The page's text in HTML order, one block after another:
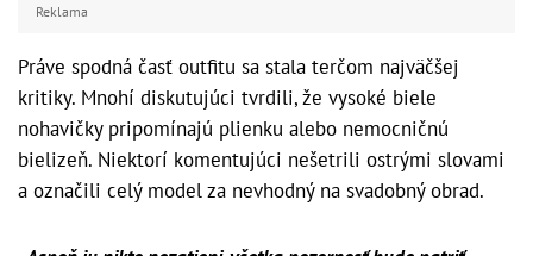
Reklama
Práve spodná časť outfitu sa stala terčom najväčšej
kritiky. Mnohí diskutujúci tvrdili, že vysoké biele
nohavičky pripomínajú plienku alebo nemocničnú
bielizeň. Niektorí komentujúci nešetrili ostrými slovami
a označili celý model za nevhodný na svadobný obrad.